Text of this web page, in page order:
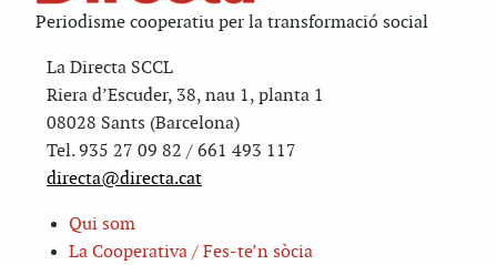
Periodisme cooperatiu per la transformació social
La Directa SCCL
Riera d’Escuder, 38, nau 1, planta 1
08028 Sants (Barcelona)
Tel. 935 27 09 82 / 661 493 117
directa@directa.cat
Qui som
La Cooperativa / Fes-te’n sòcia